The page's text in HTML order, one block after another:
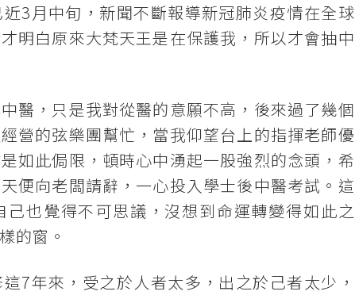
3月中旬，新聞不斷報導新冠肺炎疫情在全球
明白原來大梵天王是在保護我，所以才會抽中
醫，只是我對從醫的意願不高，後來過了幾個
營的弦樂團幫忙，當我仰望台上的指揮老師優
如此侷限，頓時心中湧起一股強烈的念頭，希
便向老闆請辭，一心投入學士後中醫考試。這
也覺得不可思議，沒想到命運轉變得如此之
的窗。
7年來，受之於人者太多，出之於己者太少，